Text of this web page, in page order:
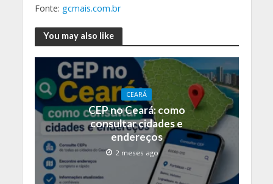
Fonte: gcmais.com.br
You may also like
CEARÁ
CEP no Ceará: como
consultar cidades e
endereços
2 meses ago